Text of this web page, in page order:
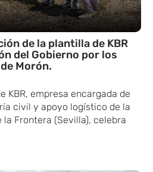
de la plantilla de KBR
del Gobierno por los
Morón.
KBR, empresa encargada de
civil y apoyo logístico de la
la Frontera (Sevilla), celebra